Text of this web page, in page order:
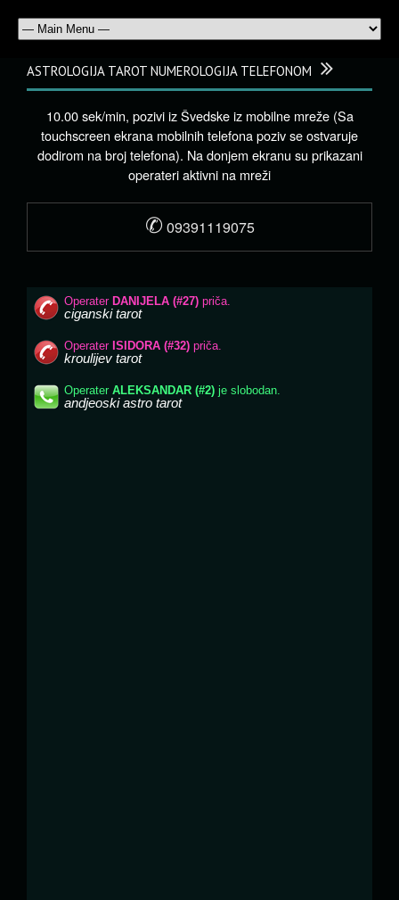
ASTROLOGIJA TAROT NUMEROLOGIJA TELEFONOM
10.00 sek/min, pozivi iz Švedske iz mobilne mreže (Sa
touchscreen ekrana mobilnih telefona poziv se ostvaruje
dodirom na broj telefona). Na donjem ekranu su prikazani
operateri aktivni na mreži
✆ 09391119075